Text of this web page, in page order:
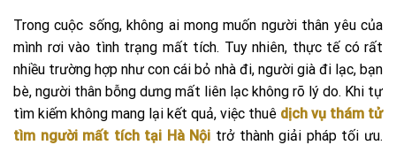
Trong cuộc sống, không ai mong muốn người thân yêu của
mình rơi vào tình trạng mất tích. Tuy nhiên, thực tế có rất
nhiều trường hợp như con cái bỏ nhà đi, người già đi lạc, bạn
bè, người thân bỗng dưng mất liên lạc không rõ lý do. Khi tự
tìm kiếm không mang lại kết quả, việc thuê dịch vụ thám tử
tìm người mất tích tại Hà Nội trở thành giải pháp tối ưu.